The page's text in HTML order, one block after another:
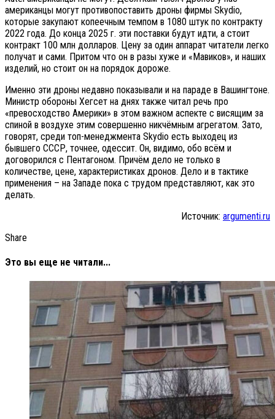
американцы могут противопоставить дроны фирмы Skydio,
которые закупают копеечным темпом в 1080 штук по контракту
2022 года. До конца 2025 г. эти поставки будут идти, а стоит
контракт 100 млн долларов. Цену за один аппарат читатели легко
получат и сами. Притом что он в разы хуже и «Мавиков», и наших
изделий, но стоит он на порядок дороже.
Именно эти дроны недавно показывали и на параде в Вашингтоне.
Министр обороны Хегсет на днях также читал речь про
«превосходство Америки» в этом важном аспекте с висящим за
спиной в воздухе этим совершенно никчёмным агрегатом. Зато,
говорят, среди топ-менеджмента Skydio есть выходец из
бывшего СССР, точнее, одессит. Он, видимо, обо всём и
договорился с Пентагоном. Причём дело не только в
количестве, цене, характеристиках дронов. Дело и в тактике
применения – на Западе пока с трудом представляют, как это
делать.
Источник: argumenti.ru
Share
Это вы еще не читали...